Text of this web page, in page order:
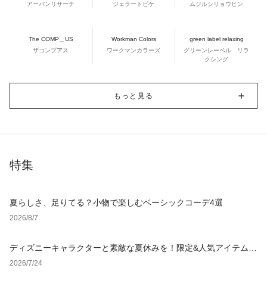
アーバンリサーチ
ジェラートピケ
ムジルシリョウヒン
The COMP＿US
ザコンプアス
Workman Colors
ワークマンカラーズ
green label relaxing
グリーンレーベル リラ
クシング
もっと見る
特集
夏らしさ、足りてる？小物で楽しむベーシックコーデ4選
2026/8/7
ディズニーキャラクターと素敵な夏休みを！限定&人気アイテム特
集
2026/7/24